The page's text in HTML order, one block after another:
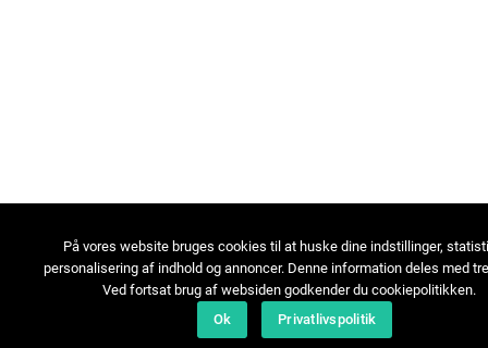
På vores website bruges cookies til at huske dine indstillinger,
personalisering af indhold og annoncer. Denne information deles med
Ved fortsat brug af websiden godkender du cookiepolitikken.
Ok
Privatlivspolitik